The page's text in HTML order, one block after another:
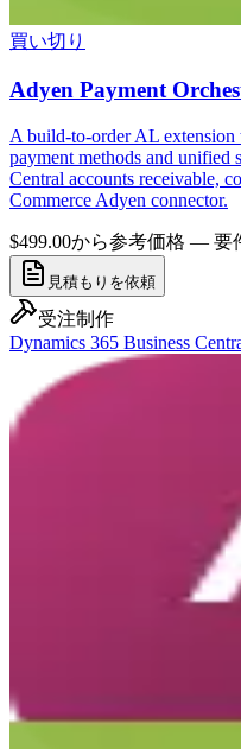
買い切り
Adyen Payment
A build-to-order AL
payment methods and unified
Central accounts receivable,
Commerce Adyen connector.
$499.00から参考価格 — 要
見積もりを依頼
受注制作
Dynamics 365 Business